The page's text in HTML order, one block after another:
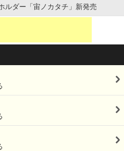
ルダー「宙ノカタチ」新発売